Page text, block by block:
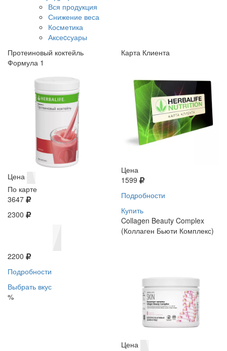
Вся продукция
Снижение веса
Косметика
Аксеcсуары
Протеиновый коктейль
Формула 1
Цена
По карте
3647
2300
2200
Подробности
Выбрать вкус
%
Карта Клиента
Цена
1599
Подробности
Купить
Collagen Beauty Complex
(Коллаген Бьюти Комплекс)
Цена